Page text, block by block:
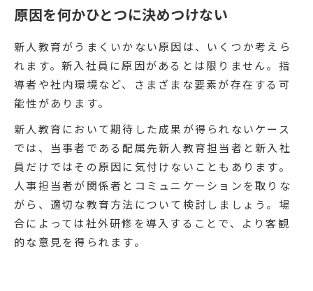
原因を何かひとつに決めつけない
新人教育がうまくいかない原因は、いくつか考えら
れます。新入社員に原因があるとは限りません。指
導者や社内環境など、さまざまな要素が存在する可
能性があります。
新人教育において期待した成果が得られないケース
では、当事者である配属先新人教育担当者と新入社
員だけではその原因に気付けないこともあります。
人事担当者が関係者とコミュニケーションを取りな
がら、適切な教育方法について検討しましょう。場
合によっては社外研修を導入することで、より客観
的な意見を得られます。